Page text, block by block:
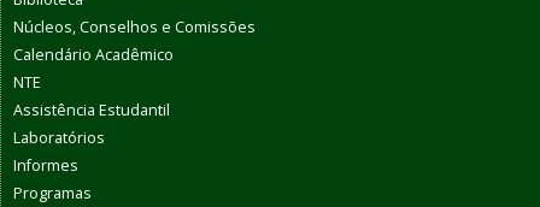
Núcleos, Conselhos e Comissões
Calendário Acadêmico
NTE
Assistência Estudantil
Laboratórios
Informes
Programas